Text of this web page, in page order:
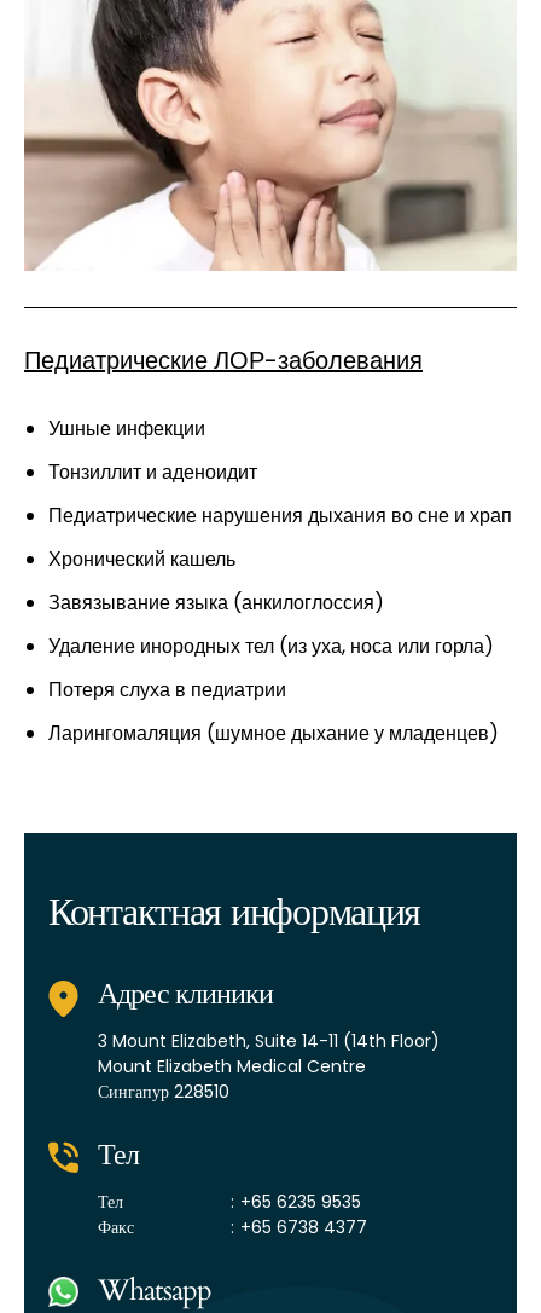
Педиатрические ЛОР-заболевания
Ушные инфекции
Тонзиллит и аденоидит
Педиатрические нарушения дыхания во сне и храп
Хронический кашель
Завязывание языка (анкилоглоссия)
Удаление инородных тел (из уха, носа или горла)
Потеря слуха в педиатрии
Ларингомаляция (шумное дыхание у младенцев)
Контактная информация
Адрес клиники
3 Mount Elizabeth, Suite 14-11 (14th Floor)
Mount Elizabeth Medical Centre
Сингапур 228510
Тел
Тел : +65 6235 9535
Факс
: +65 6738 4377
Whatsapp